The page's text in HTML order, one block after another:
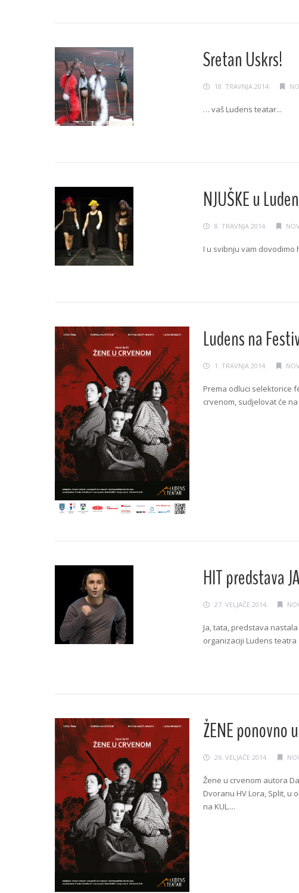
Sretan Uskrs!
18. TRAVNJA 2014.
… vaš Ludens teatar...
NJUŠKE u
8. TRAVNJA 2014.
I u svibnju vam dovodimo
Ludens na
1. TRAVNJA 2014.
Prema odluci selektorice
crvenom, sudjelovat će na
HIT predstava
27. VELJAČE 2014.
Ja, tata, predstava
organizaciji Ludens teatra
ŽENE ponovno
26. VELJAČE 2014.
Žene u crvenom autora
Dvoranu HV Lora, Split, u
na KUL....